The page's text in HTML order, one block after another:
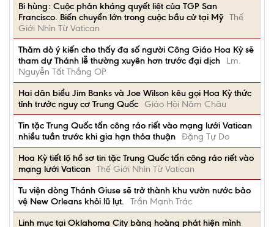
Bi hùng: Cuộc phản kháng quyết liệt của TGP San
Francisco. Biến chuyển lớn trong cuộc bầu cử tại Mỹ Thế
Giới Nhìn Từ Vatican
Thăm dò ý kiến cho thấy đa số người Công Giáo Hoa Kỳ sẽ
tham dự Thánh lễ thường xuyên hơn trước đại dịch
Lm.
Nguyễn Tất Thắng OP
Hai dân biểu Jim Banks và Joe Wilson kêu gọi Hoa Kỳ thức
tỉnh trước nguy cơ Trung Quốc Giáo Hội Năm Châu
Tin tặc Trung Quốc tấn công ráo riết vào mạng lưới Vatican
nhiều tuần trước khi gia hạn thỏa thuận Đặng Tự Do
Hoa Kỳ tiết lộ hồ sơ tin tặc Trung Quốc tấn công ráo riết vào
mạng lưới Vatican Thế Giới Nhìn Từ Vatican
Tu viện dòng Thánh Giuse sẽ trở thành khu vườn nước bảo
vệ New Orleans khỏi lũ lụt.
Trần Mạnh Trác
Linh mục tại Oklahoma City bàng hoàng phát hiện mình